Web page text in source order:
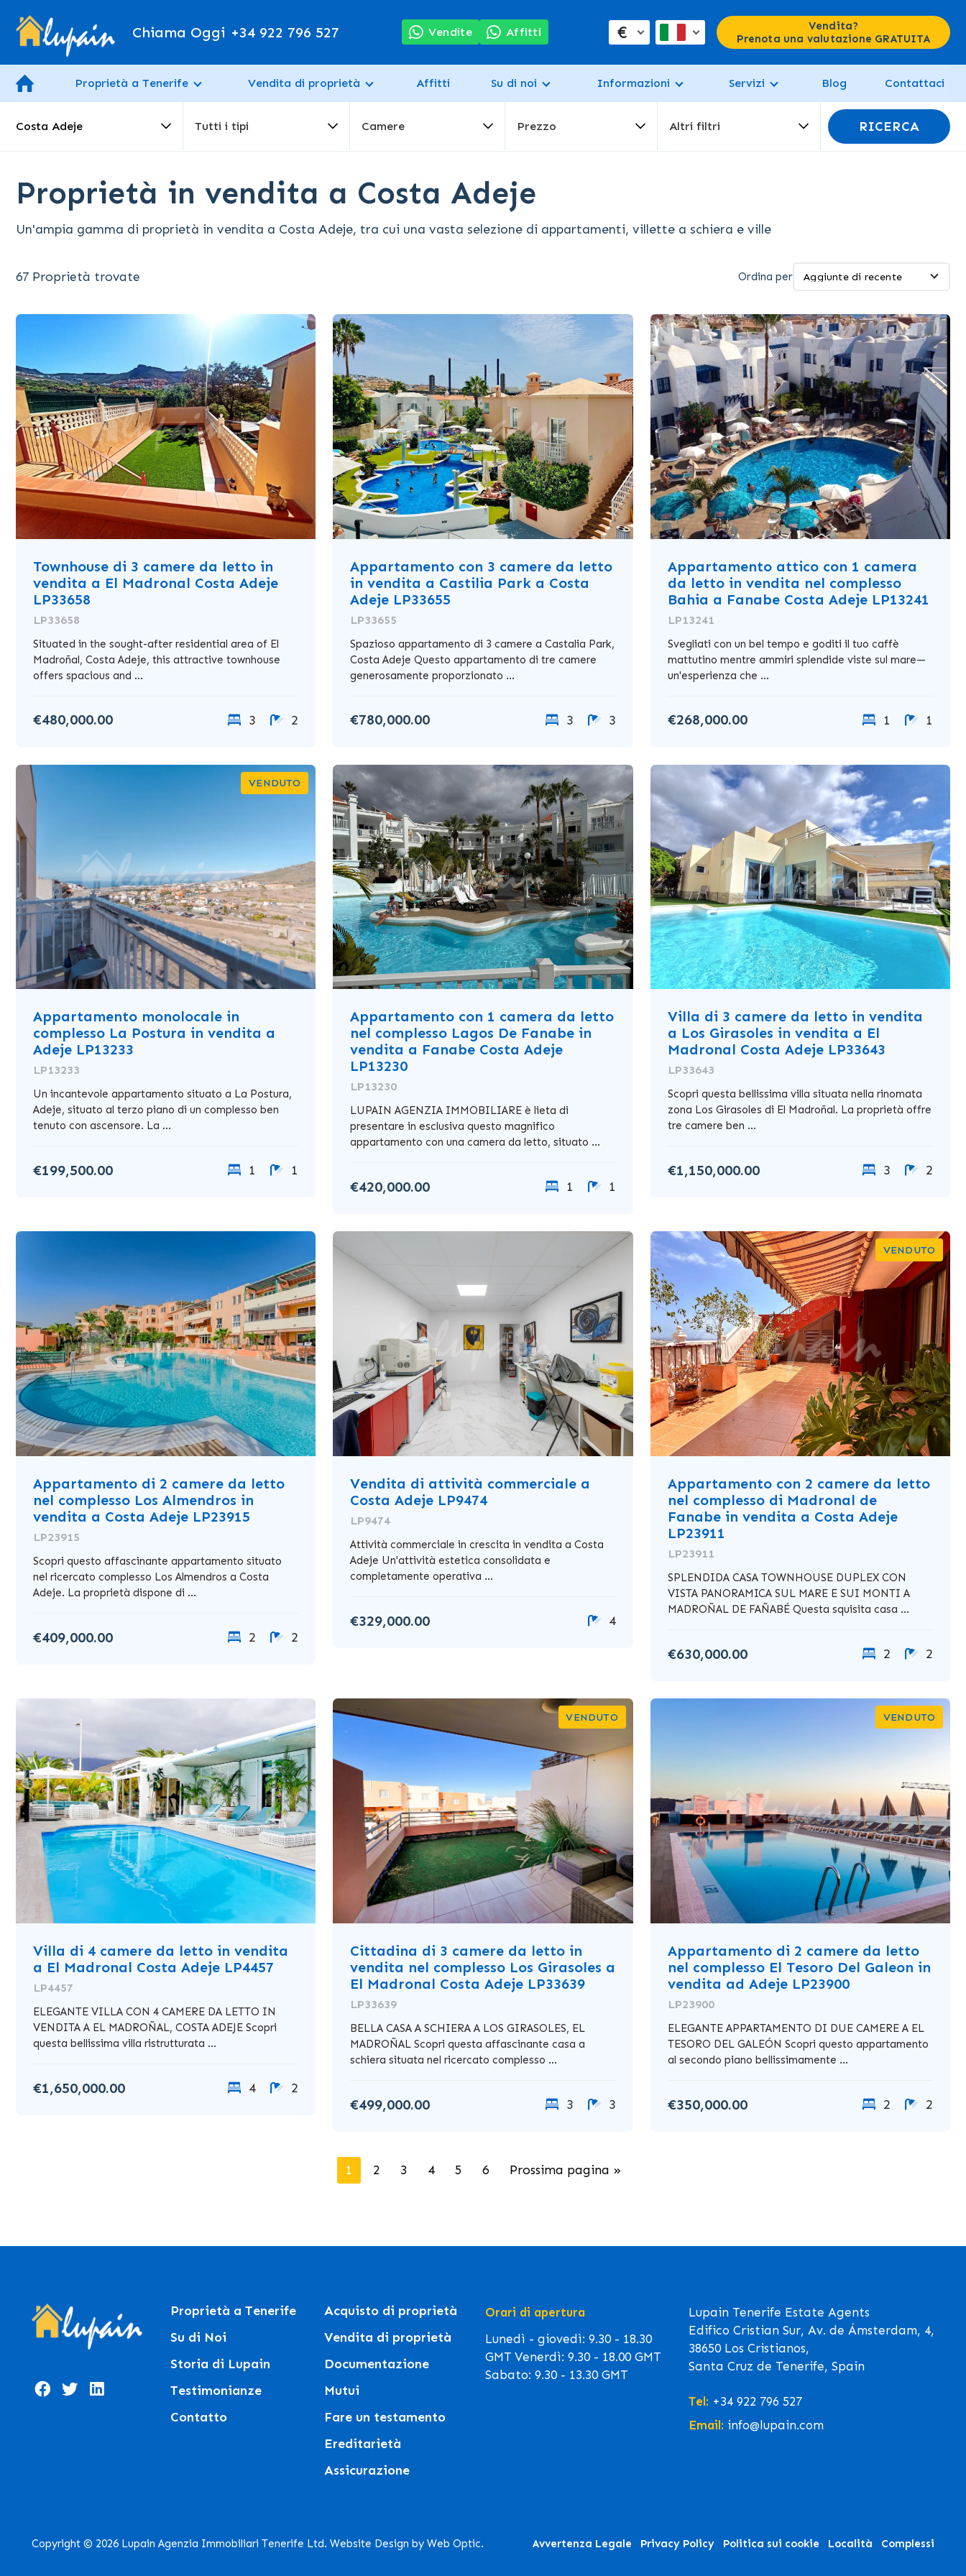
Chiama Oggi +34 922 796 527 Vendite Affitti €
Vendita?
Prenota una valutazione GRATUITA
Proprietà a Tenerife Vendita di proprietà Affitti Su di noi Informazioni Servizi Blog Contattaci
Costa Adeje Tutti i tipi Camere Prezzo Altri filtri RICERCA
Proprietà in vendita a Costa Adeje
Un'ampia gamma di proprietà in vendita a Costa Adeje, tra cui una vasta selezione di appartamenti, villette a schiera e ville
67 Proprietà trovate Ordina per
Townhouse di 3 camere da letto in
vendita a El Madronal Costa Adeje
LP33658
LP33658
Situated in the sought-after residential area of El
Madroñal, Costa Adeje, this attractive townhouse
offers spacious and ...
€480,000.00 3 2
Appartamento con 3 camere da letto
in vendita a Castilia Park a Costa
Adeje LP33655
LP33655
Spazioso appartamento di 3 camere a Castalia Park,
Costa Adeje Questo appartamento di tre camere
generosamente proporzionato ...
€780,000.00 3 3
Appartamento attico con 1 camera
da letto in vendita nel complesso
Bahia a Fanabe Costa Adeje LP13241
LP13241
Svegliati con un bel tempo e goditi il tuo caffè
mattutino mentre ammiri splendide viste sul mare—
un'esperienza che ...
€268,000.00 1 1
VENDUTO
Appartamento monolocale in
complesso La Postura in vendita a
Adeje LP13233
LP13233
Un incantevole appartamento situato a La Postura,
Adeje, situato al terzo piano di un complesso ben
tenuto con ascensore. La ...
€199,500.00 1 1
Appartamento con 1 camera da letto
nel complesso Lagos De Fanabe in
vendita a Fanabe Costa Adeje
LP13230
LP13230
LUPAIN AGENZIA IMMOBILIARE è lieta di
presentare in esclusiva questo magnifico
appartamento con una camera da letto, situato ...
€420,000.00 1 1
Villa di 3 camere da letto in vendita
a Los Girasoles in vendita a El
Madronal Costa Adeje LP33643
LP33643
Scopri questa bellissima villa situata nella rinomata
zona Los Girasoles di El Madroñal. La proprietà offre
tre camere ben ...
€1,150,000.00 3 2
Appartamento di 2 camere da letto
nel complesso Los Almendros in
vendita a Costa Adeje LP23915
LP23915
Scopri questo affascinante appartamento situato
nel ricercato complesso Los Almendros a Costa
Adeje. La proprietà dispone di ...
€409,000.00 2 2
Vendita di attività commerciale a
Costa Adeje LP9474
LP9474
Attività commerciale in crescita in vendita a Costa
Adeje Un'attività estetica consolidata e
completamente operativa ...
€329,000.00 4
VENDUTO
Appartamento con 2 camere da letto
nel complesso di Madronal de
Fanabe in vendita a Costa Adeje
LP23911
LP23911
SPLENDIDA CASA TOWNHOUSE DUPLEX CON
VISTA PANORAMICA SUL MARE E SUI MONTI A
MADROÑAL DE FAÑABÉ Questa squisita casa ...
€630,000.00 2 2
Villa di 4 camere da letto in vendita
a El Madronal Costa Adeje LP4457
LP4457
ELEGANTE VILLA CON 4 CAMERE DA LETTO IN
VENDITA A EL MADROÑAL, COSTA ADEJE Scopri
questa bellissima villa ristrutturata ...
€1,650,000.00 4 2
VENDUTO
Cittadina di 3 camere da letto in
vendita nel complesso Los Girasoles a
El Madronal Costa Adeje LP33639
LP33639
BELLA CASA A SCHIERA A LOS GIRASOLES, EL
MADROÑAL Scopri questa affascinante casa a
schiera situata nel ricercato complesso ...
€499,000.00 3 3
VENDUTO
Appartamento di 2 camere da letto
nel complesso El Tesoro Del Galeon in
vendita ad Adeje LP23900
LP23900
ELEGANTE APPARTAMENTO DI DUE CAMERE A EL
TESORO DEL GALEÓN Scopri questo appartamento
al secondo piano bellissimamente ...
€350,000.00 2 2
1 2 3 4 5 6 Prossima pagina »
Proprietà a Tenerife
Su di Noi
Storia di Lupain
Testimonianze
Contatto
Acquisto di proprietà
Vendita di proprietà
Documentazione
Mutui
Fare un testamento
Ereditarietà
Assicurazione
Orari di apertura
Lunedì - giovedì: 9.30 - 18.30
GMT Venerdì: 9.30 - 18.00 GMT
Sabato: 9.30 - 13.30 GMT
Lupain Tenerife Estate Agents
Edifico Cristian Sur, Av. de Ámsterdam, 4,
38650 Los Cristianos,
Santa Cruz de Tenerife, Spain
Tel: +34 922 796 527
Email: info@lupain.com
Copyright © 2026 Lupain Agenzia Immobiliari Tenerife Ltd. Website Design by Web Optic. Avvertenza Legale Privacy Policy Politica sui cookie Località Complessi